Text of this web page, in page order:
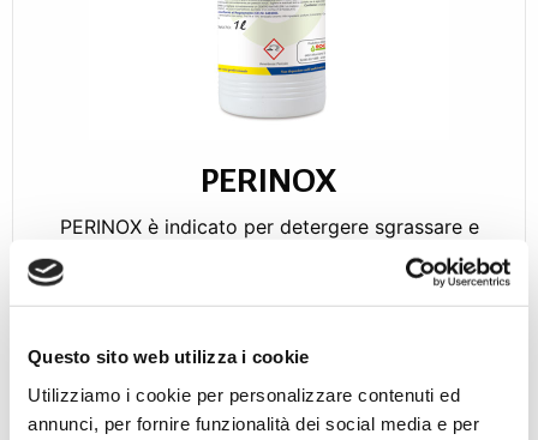
Questo sito web utilizza i cookie
Utilizziamo i cookie per personalizzare contenuti ed
annunci, per fornire funzionalità dei social media e per
PERINOX
PERINOX è indicato per detergere sgrassare e